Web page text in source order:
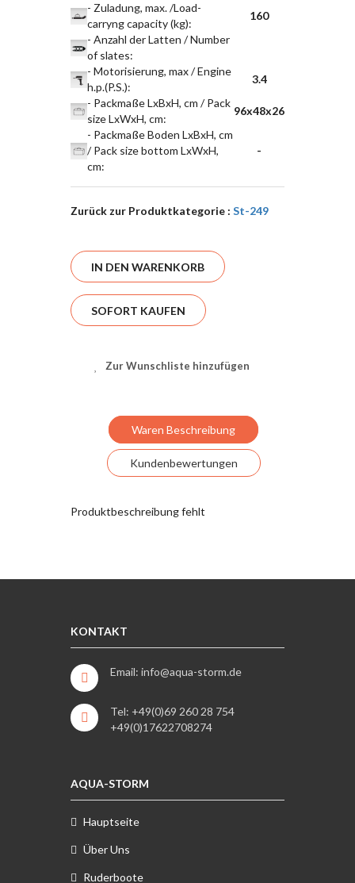
- Zuladung, max. /Load-
carryng capacity (kg):
160
- Anzahl der Latten / Number
of slates:
- Motorisierung, max / Engine
h.p.(P.S.):
3.4
- Packmaße LxBxH, cm / Pack
size LxWxH, cm:
96x48x26
- Packmaße Boden LxBxH, cm
/ Pack size bottom LxWxH,
cm:
-
Zurück zur Produktkategorie : St-249
IN DEN WARENKORB
SOFORT KAUFEN
Zur Wunschliste hinzufügen
Waren Beschreibung
Kundenbewertungen
Produktbeschreibung fehlt
KONTAKT
Email: info@aqua-storm.de
Tel: +49(0)69 260 28 754
+49(0)17622708274
AQUA-STORM
Hauptseite
Über Uns
Ruderboote